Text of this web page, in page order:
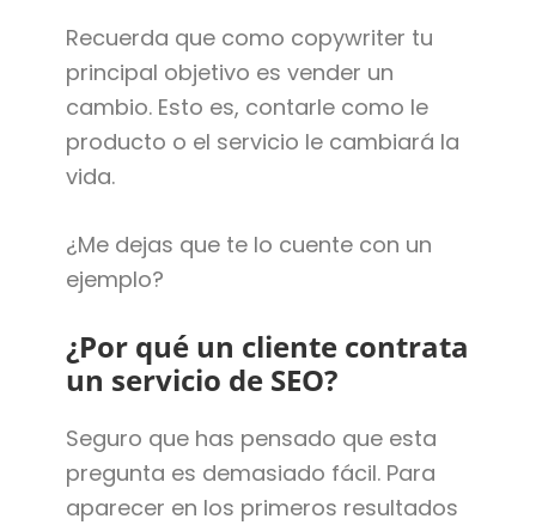
Recuerda que como copywriter tu
principal objetivo es vender un
cambio. Esto es, contarle como le
producto o el servicio le cambiará la
vida.
¿Me dejas que te lo cuente con un
ejemplo?
¿Por qué un cliente contrata
un servicio de SEO?
Seguro que has pensado que esta
pregunta es demasiado fácil. Para
aparecer en los primeros resultados